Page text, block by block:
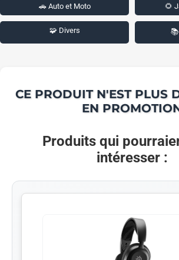
🚗 Auto et Moto 🌻
🧩 Divers
CE PRODUIT N'EST PLUS
EN
Produits qui
intéresser :